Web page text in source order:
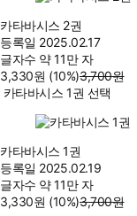
카타바시스 2권
등록일 2025.02.17
글자수 약 11만 자
3,330원 (10%)3,700원
카타바시스 1권 선택
카타바시스 1권
등록일 2025.02.19
글자수 약 11만 자
3,330원 (10%)3,700원